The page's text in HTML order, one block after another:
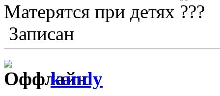
Матерятся при детях
Записан
kandy